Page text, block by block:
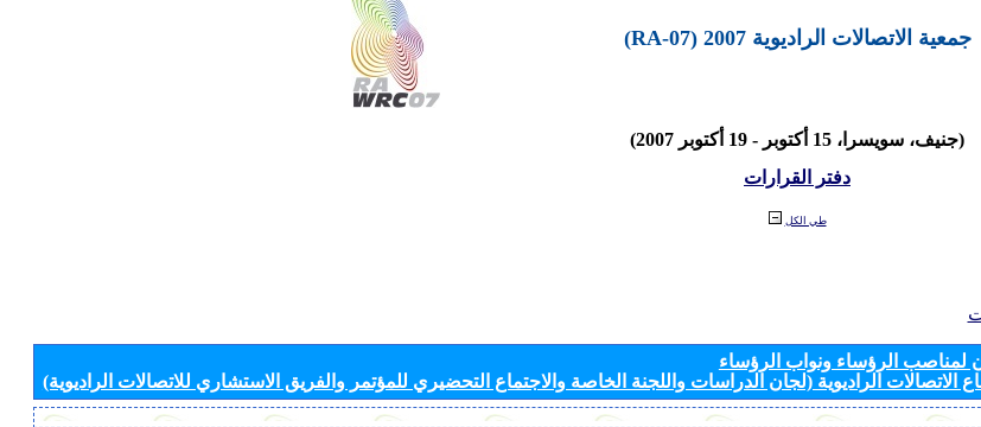
جمعية الاتصالات الراديوية 2007 (RA-07)
(جنيف، سويسرا، 15 أكتوبر - 19 أكتوبر 2007)
دفتر القرارات
طي الكل
الرؤساء ونواب الرؤساء
الاتصالات الراديوية (لجان الدراسات واللجنة الخاصة والاجتماع التحضيري للمؤتمر والفريق الاستشاري للاتصالات الراديوية)